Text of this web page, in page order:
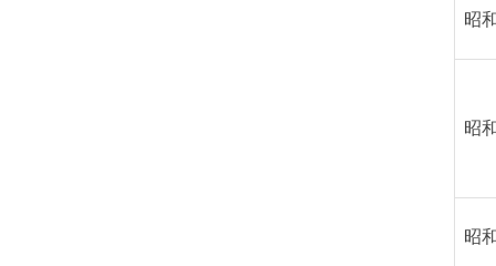
昭
昭
昭